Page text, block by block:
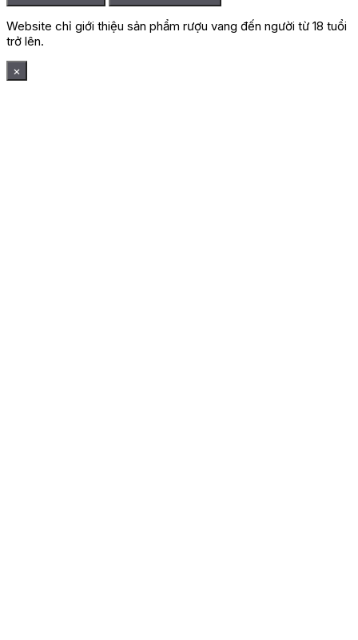
Website chỉ giới thiệu sản phẩm rượu vang đến người từ 18 tuổi
trở lên.
×